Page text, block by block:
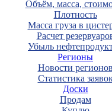
Объём, масса,
Плотность
Масса груза в
Расчет
Убыль
Регионы
Новости регионов
Статистика
Доски
Продам